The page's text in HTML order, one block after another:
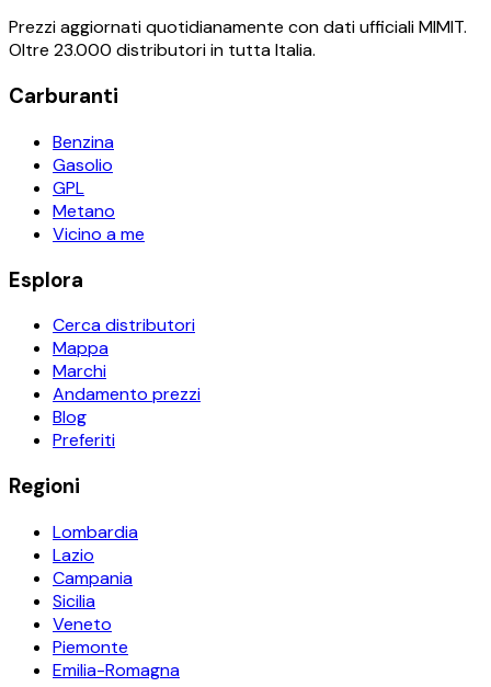
Prezzi aggiornati quotidianamente con dati ufficiali MIMIT.
Oltre 23.000 distributori in tutta Italia.
Carburanti
Benzina
Gasolio
GPL
Metano
Vicino a me
Esplora
Cerca distributori
Mappa
Marchi
Andamento prezzi
Blog
Preferiti
Regioni
Lombardia
Lazio
Campania
Sicilia
Veneto
Piemonte
Emilia-Romagna